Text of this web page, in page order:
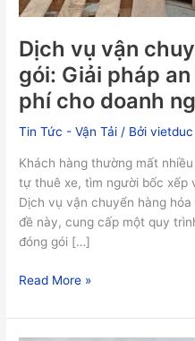
Dịch vụ vận
gói: Giải pháp
phí cho doanh
Tin Tức - Vận Tải / Bởivietduc
Khách hàng thường mất
tự thuê xe, tìm người bốc xếp
Dịch vụ vận chuyển hàng
đề này, cung cấp một quy
đóng gói […]
Giải
an
toàn,
tối
ưu
chi
cho
doanh
nghiệp
Read More »